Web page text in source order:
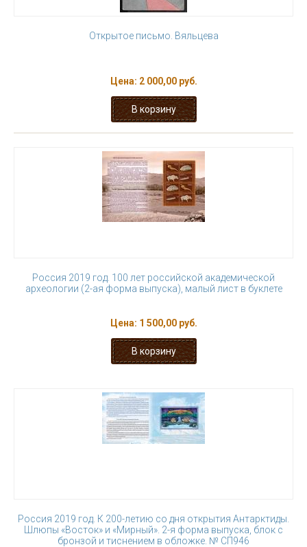
Открытое письмо. Вяльцева
Цена: 2 000,00 руб.
Россия 2019 год. 100 лет российской академической
археологии (2-ая форма выпуска), малый лист в буклете
Цена: 1 500,00 руб.
Россия 2019 год. К 200-летию со дня открытия Антарктиды.
Шлюпы «Восток» и «Мирный». 2-я форма выпуска, блок с
бронзой и тиснением в обложке. № СП946